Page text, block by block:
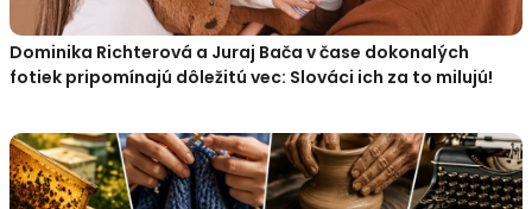
Dominika Richterová a Juraj Bača v čase dokonalých
fotiek pripomínajú dôležitú vec: Slováci ich za to milujú!